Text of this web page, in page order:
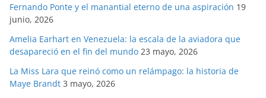
Fernando Ponte y el manantial eterno de una aspiración 19
junio, 2026
Amelia Earhart en Venezuela: la escala de la aviadora que
desapareció en el fin del mundo 23 mayo, 2026
La Miss Lara que reinó como un relámpago: la historia de
Maye Brandt 3 mayo, 2026